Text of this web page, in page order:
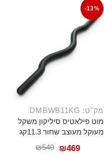
-13%
מק"ט: DMBWB11KG
מוט פילאטיס סיליקון משקל
מעוקל מעוצב שחור 11.3קג
₪540 ₪469